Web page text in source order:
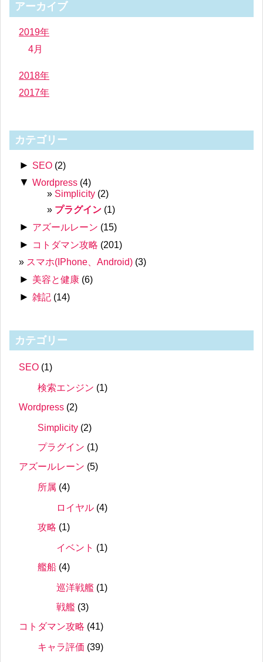
アーカイブ
2019年
4月
2018年
2017年
カテゴリー
► SEO (2)
▼ Wordpress (4)
Simplicity (2)
プラグイン (1)
► アズールレーン (15)
► コトダマン攻略 (201)
スマホ(IPhone、Android) (3)
► 美容と健康 (6)
► 雑記 (14)
カテゴリー
SEO (1)
検索エンジン (1)
Wordpress (2)
Simplicity (2)
プラグイン (1)
アズールレーン (5)
所属 (4)
ロイヤル (4)
攻略 (1)
イベント (1)
艦船 (4)
巡洋戦艦 (1)
戦艦 (3)
コトダマン攻略 (41)
キャラ評価 (39)